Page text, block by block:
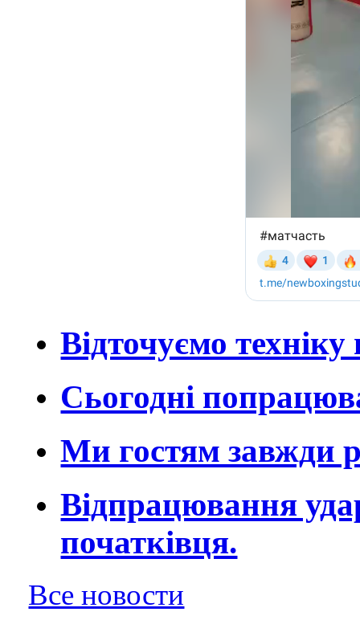
Відточуємо
Сьогодні
Ми гостям завжди
Відпрацювання
початківця.
Все новости